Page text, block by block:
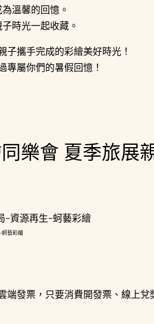
溫馨的回憶。
時光一起收藏。
攜手完成的彩繪美好時光！
專屬你們的暑假回憶！
樂會 夏季旅展
蚵藝彩繪
端發票，只要消費開發票、線上兌